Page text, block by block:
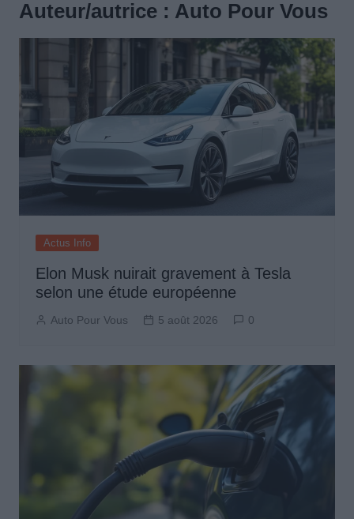
Auteur/autrice : Auto Pour Vous
Actus Info
Elon Musk nuirait gravement à Tesla
selon une étude européenne
Auto Pour Vous 5 août 2026 0